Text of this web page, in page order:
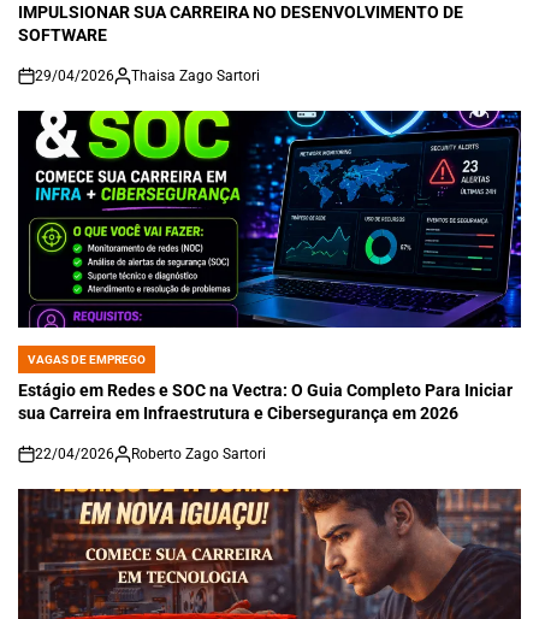
IMPULSIONAR SUA CARREIRA NO DESENVOLVIMENTO DE
SOFTWARE
on
29/04/2026 Thaisa Zago Sartori
POSTED
IN
VAGAS DE EMPREGO
Estágio em Redes e SOC na Vectra: O Guia Completo Para Iniciar
sua Carreira em Infraestrutura e Cibersegurança em 2026
on
22/04/2026 Roberto Zago Sartori